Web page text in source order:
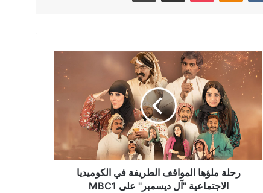
رحلة
ملؤها
المواقف
الطريفة
في
الكوميديا
الاجتماعية
ديسمبر"
رحلة ملؤها المواقف الطريفة في الكوميديا
الاجتماعية "آل ديسمبر" على MBC1